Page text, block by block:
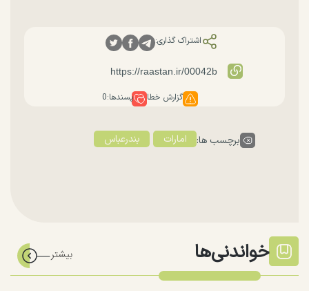
اشتراک گذاری:
گزارش خطا پسندها:0
برچسب ها: امارات بندرعباس
خواندنی‌ها